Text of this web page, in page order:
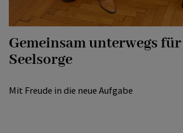
Gemeinsam unterwegs
Seelsorge
Mit Freude in die neue Aufgabe